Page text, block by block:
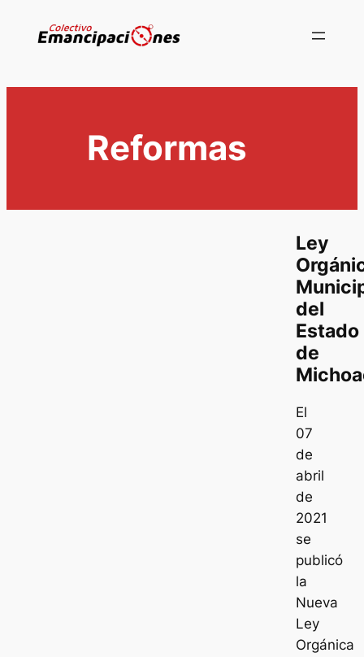
Reformas
Ley
del
Estado
de
El
07
de
abril
de
2021
se
publicó
la
Nueva
Ley
Orgánica